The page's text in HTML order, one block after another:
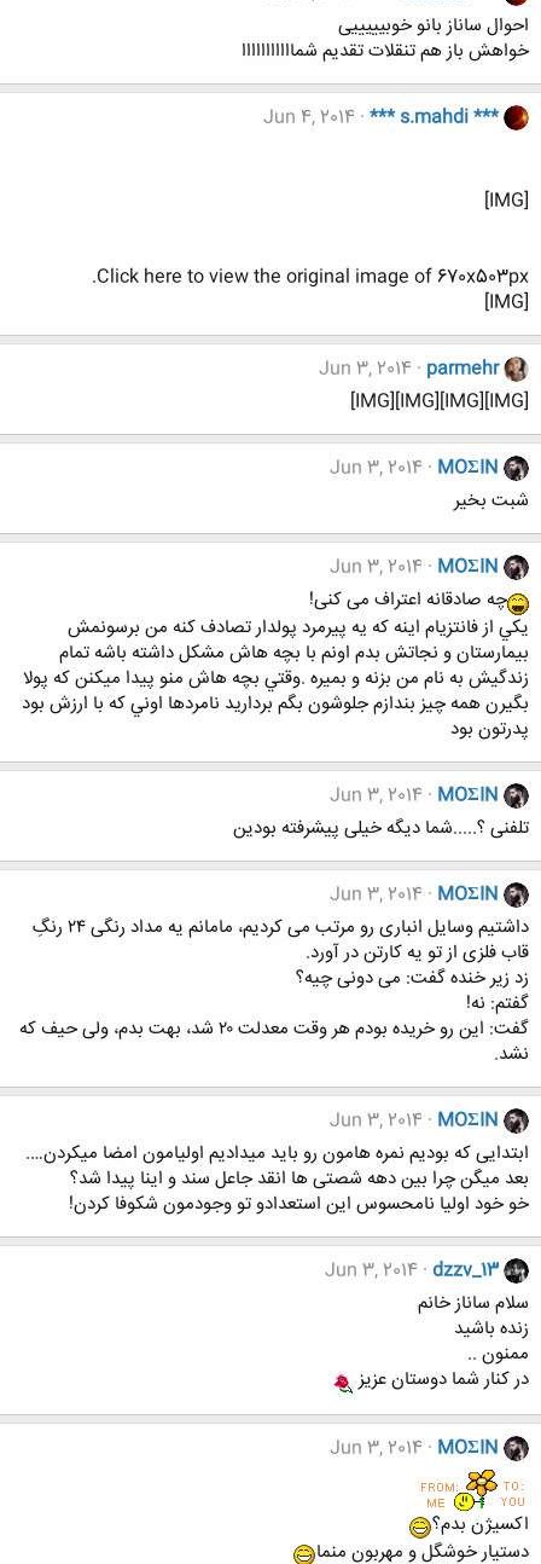
احوال ساناز بانو خوبیییییی
خواهش باز هم تنقلات تقدیم شمااااااااااا
*** s.mahdi ***
Jun 4, 2014
[IMG]
Click here to view the original image of 670x503px.
[IMG]
parmehr
Jun 3, 2014
[IMG][IMG][IMG][IMG]
MOΣIN
Jun 3, 2014
شبت بخیر
MOΣIN
Jun 3, 2014
چه صادقانه اعتراف می کنی!
یكي از فانتزيام اينه كه يه پيرمرد پولدار تصادف كنه من برسونمش
بيمارستان و نجاتش بدم اونم با بچه هاش مشكل داشته باشه تمام
زندگيش به نام من بزنه و بميره .وقتي بچه هاش منو پيدا ميكنن كه پولا
بگيرن همه چيز بندازم جلوشون بگم برداريد نامردها اوني كه با ارزش بود
پدرتون بود
MOΣIN
Jun 3, 2014
تلفنی ؟.....شما دیگه خیلی پیشرفته بودین
MOΣIN
Jun 3, 2014
داشتیم وسایل انباری رو مرتب می کردیم، مامانم یه مداد رنگی ۲۴ رنگِ
قاب فلزی از تو یه کارتن در آورد.
زد زیر خنده گفت: می دونی چیه؟
گفتم: نه!
گفت: این رو خریده بودم هر وقت معدلت ۲۰ شد، بهت بدم، ولی حیف که
نشد.
MOΣIN
Jun 3, 2014
ابتدایی که بودیم نمره هامون رو باید میدادیم اولیامون امضا میکردن….
بعد میگن چرا بین دهه شصتی ها انقد جاعل سند و اینا پیدا شد؟
خو خود اولیا نامحسوس این استعدادو تو وجودمون شکوفا کردن!
dzzv_13
Jun 3, 2014
سلام ساناز خانم
زنده باشید
ممنون ..
در کنار شما دوستان عزیز
MOΣIN
Jun 3, 2014
اکسیژن بدم؟
دستیار خوشگل و مهربون منما